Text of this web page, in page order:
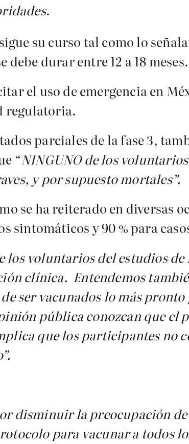
.
su curso tal como lo
durar entre 12 a 18 meses.
el uso de emergencia en
regulatoria.
parciales de la fase 3,
“NINGUNO de los
y por supuesto mortales”.
se ha reiterado en diversas
sintomáticos y 90 % para
los voluntarios del estudios
clínica. Entendemos
ser vacunados lo más
pública conozcan que el
que los participantes no
disminuir la preocupación
para vacunar a todos